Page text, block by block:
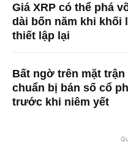
Giá XRP có thể phá
dài bốn năm khi
thiết lập lại
Bất ngờ trên mặt trận
chuẩn bị bán số cổ
trước khi niêm yết